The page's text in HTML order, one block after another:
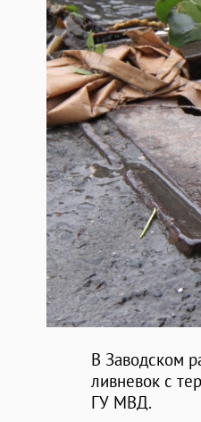
В Заводском
ливневок с
ГУ МВД.